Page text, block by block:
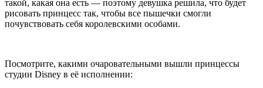
такой, какая она есть — поэтому девушка решила, что будет
рисовать принцесс так, чтобы все пышечки смогли
почувствовать себя королевскими особами.
Посмотрите, какими очаровательными вышли принцессы
студии Disney в её исполнении: